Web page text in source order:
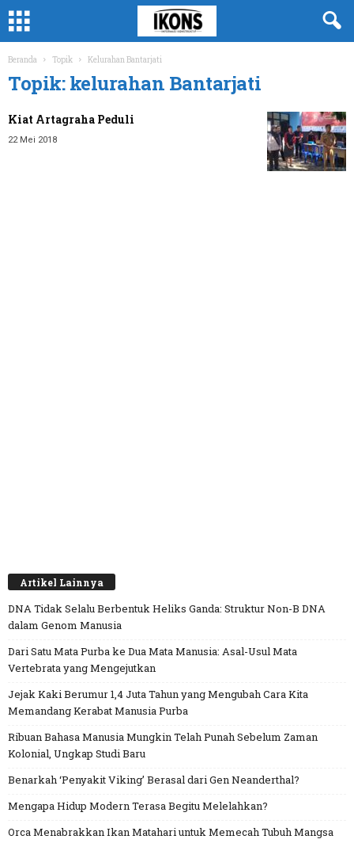
Beranda Topik Kelurahan Bantarjati
Topik: kelurahan Bantarjati
Kiat Artagraha Peduli
22 Mei 2018
Artikel Lainnya
DNA Tidak Selalu Berbentuk Heliks Ganda: Struktur Non-B DNA
dalam Genom Manusia
Dari Satu Mata Purba ke Dua Mata Manusia: Asal-Usul Mata
Vertebrata yang Mengejutkan
Jejak Kaki Berumur 1,4 Juta Tahun yang Mengubah Cara Kita
Memandang Kerabat Manusia Purba
Ribuan Bahasa Manusia Mungkin Telah Punah Sebelum Zaman
Kolonial, Ungkap Studi Baru
Benarkah ‘Penyakit Viking’ Berasal dari Gen Neanderthal?
Mengapa Hidup Modern Terasa Begitu Melelahkan?
Orca Menabrakkan Ikan Matahari untuk Memecah Tubuh Mangsa